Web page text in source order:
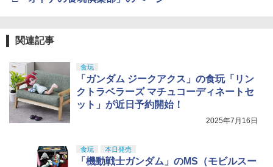
関連記事
食玩
「ガンダム ジークアクス」の食玩「リン
クトラベラーズ マチュコーディネートセ
ット」が近日予約開始！
2025年7月16日
食玩 本日発売
「機動戦士ガンダム」のMS（モビルスー